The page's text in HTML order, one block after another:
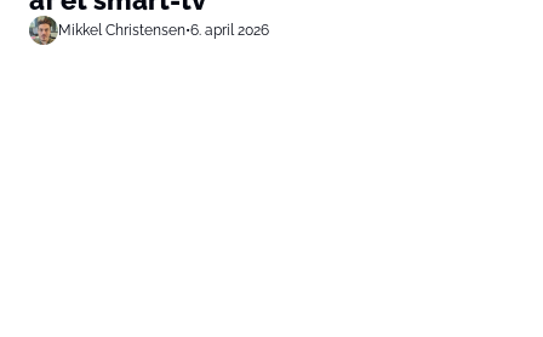
Mikkel Christensen•6. april 2026